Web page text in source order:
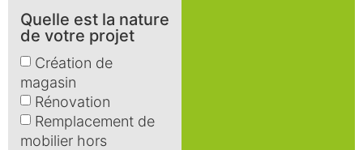
Quelle est la nature
de votre projet
Création de
magasin
Rénovation
Remplacement de
mobilier hors